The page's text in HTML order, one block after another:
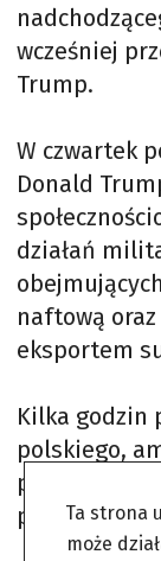
wcześniej
Trump.
W czwartek
Donald
działań
naftową
eksportem
Kilka godzin
polskiego,
Ta strona
może